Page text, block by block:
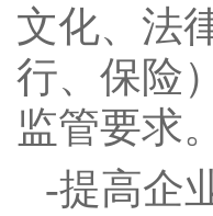
文化、法
行、保险
监管要求。
-提高企